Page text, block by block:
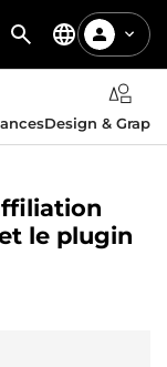
Design &
le plugin